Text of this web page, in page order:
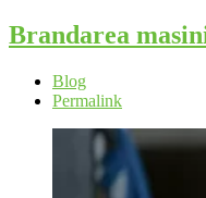
Brandarea
Blog
Permalink